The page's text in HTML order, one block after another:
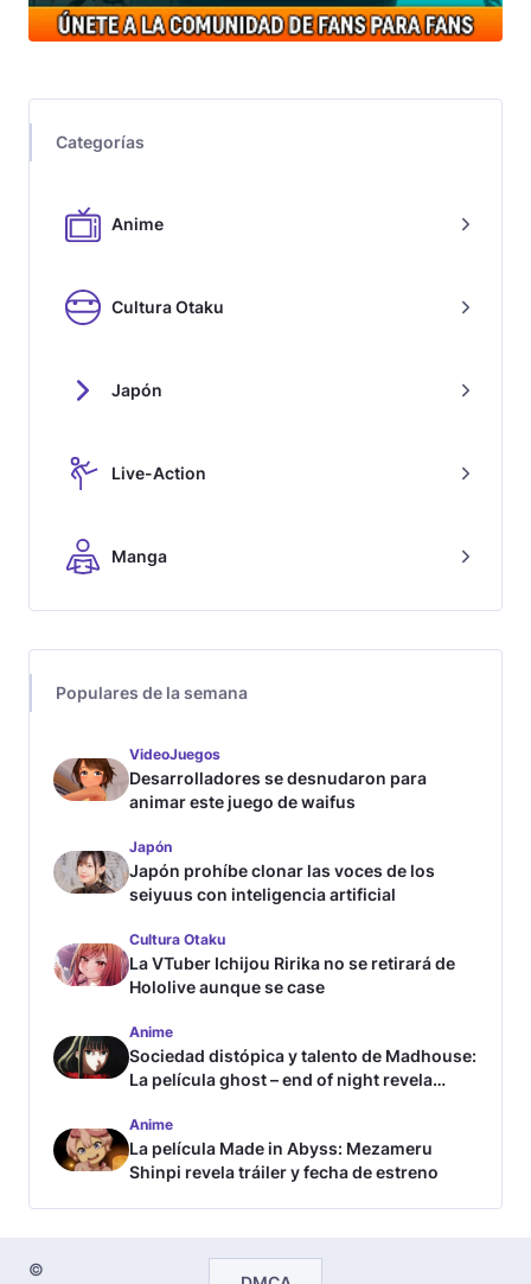
Categorías
Anime
Cultura Otaku
Japón
Live-Action
Manga
Populares de la semana
VideoJuegos
Desarrolladores se desnudaron para
animar este juego de waifus
Japón
Japón prohíbe clonar las voces de los
seiyuus con inteligencia artificial
Cultura Otaku
La VTuber Ichijou Ririka no se retirará de
Hololive aunque se case
Anime
Sociedad distópica y talento de Madhouse:
La película ghost – end of night revela
Anime
La película Made in Abyss: Mezameru
Shinpi revela tráiler y fecha de estreno
©